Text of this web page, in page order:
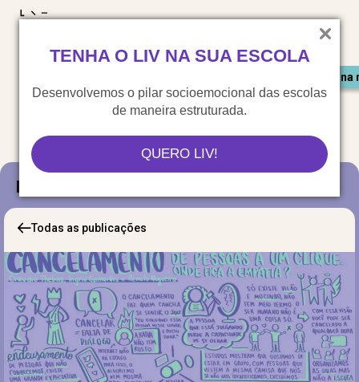
TENHA O LIV NA SUA ESCOLA
Desenvolvemos o pilar socioemocional das escolas
de maneira estruturada.
QUERO LIV!
Saiu
Blog
Todas as publicações